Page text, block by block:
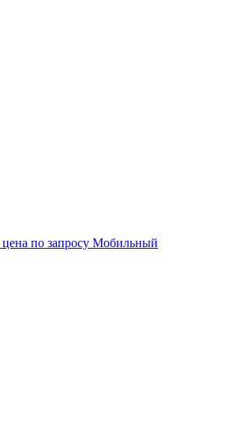
цена по запросу Мобильный